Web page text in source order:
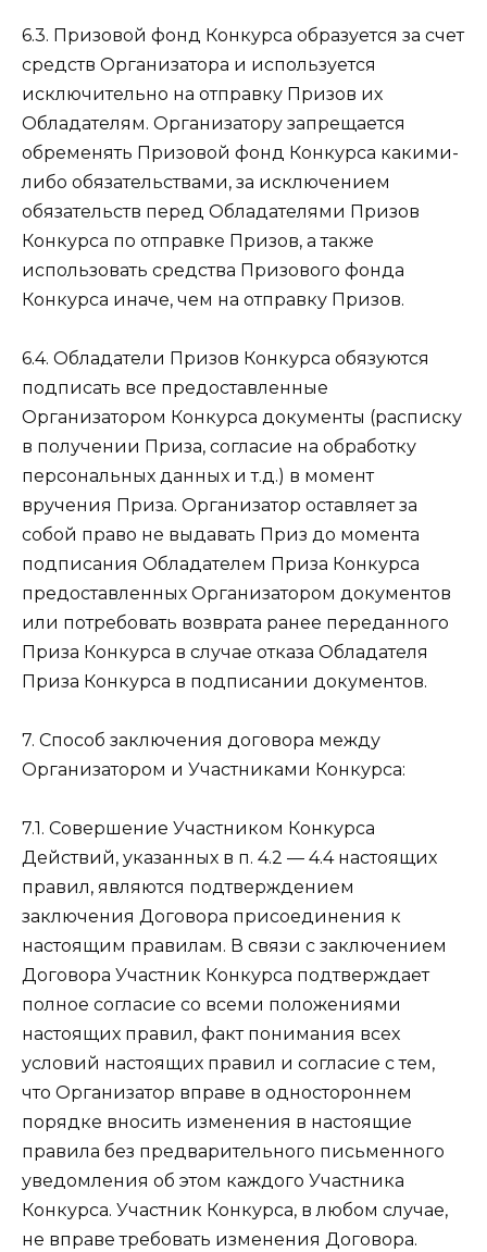
6.3. Призовой фонд Конкурса образуется за счет
средств Организатора и используется
исключительно на отправку Призов их
Обладателям. Организатору запрещается
обременять Призовой фонд Конкурса какими-
либо обязательствами, за исключением
обязательств перед Обладателями Призов
Конкурса по отправке Призов, а также
использовать средства Призового фонда
Конкурса иначе, чем на отправку Призов.
6.4. Обладатели Призов Конкурса обязуются
подписать все предоставленные
Организатором Конкурса документы (расписку
в получении Приза, согласие на обработку
персональных данных и т.д.) в момент
вручения Приза. Организатор оставляет за
собой право не выдавать Приз до момента
подписания Обладателем Приза Конкурса
предоставленных Организатором документов
или потребовать возврата ранее переданного
Приза Конкурса в случае отказа Обладателя
Приза Конкурса в подписании документов.
7. Способ заключения договора между
Организатором и Участниками Конкурса:
7.1. Совершение Участником Конкурса
Действий, указанных в п. 4.2 — 4.4 настоящих
правил, являются подтверждением
заключения Договора присоединения к
настоящим правилам. В связи с заключением
Договора Участник Конкурса подтверждает
полное согласие со всеми положениями
настоящих правил, факт понимания всех
условий настоящих правил и согласие с тем,
что Организатор вправе в одностороннем
порядке вносить изменения в настоящие
правила без предварительного письменного
уведомления об этом каждого Участника
Конкурса. Участник Конкурса, в любом случае,
не вправе требовать изменения Договора.